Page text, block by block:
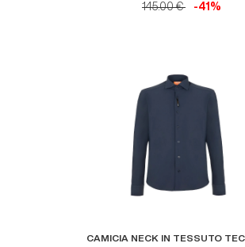
145.00 € -41%
CAMICIA NECK IN TESSUTO